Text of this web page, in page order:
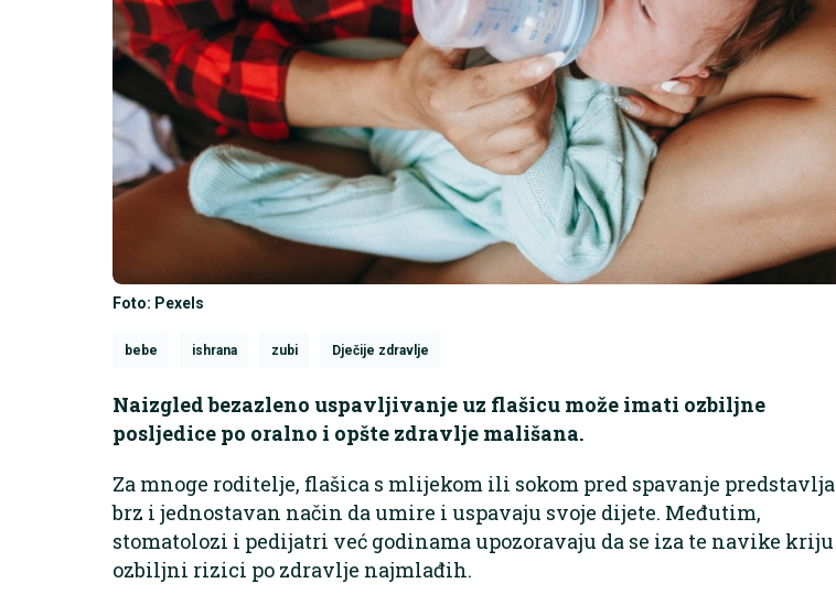
Foto: Pexels
bebe ishrana zubi Dječije zdravlje
Naizgled bezazleno uspavljivanje uz flašicu može imati ozbiljne
posljedice po oralno i opšte zdravlje mališana.
Za mnoge roditelje, flašica s mlijekom ili sokom pred spavanje predstavlja
brz i jednostavan način da umire i uspavaju svoje dijete. Međutim,
stomatolozi i pedijatri već godinama upozoravaju da se iza te navike kriju
ozbiljni rizici po zdravlje najmlađih.